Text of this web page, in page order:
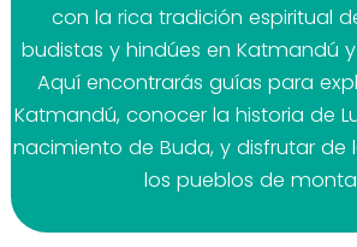
con la rica tradición espiritual
budistas y hindúes en Katmandú
Aquí encontrarás guías para
Katmandú, conocer la historia de
nacimiento de Buda, y disfrutar de
los pueblos de